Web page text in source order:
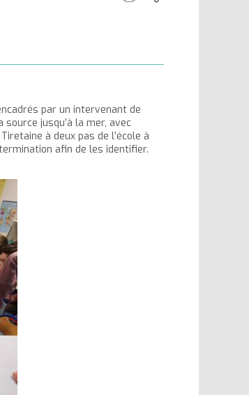
textetexte
par un intervenant de
jusqu’à la mer, avec
à deux pas de l’école à
afin de les identifier.